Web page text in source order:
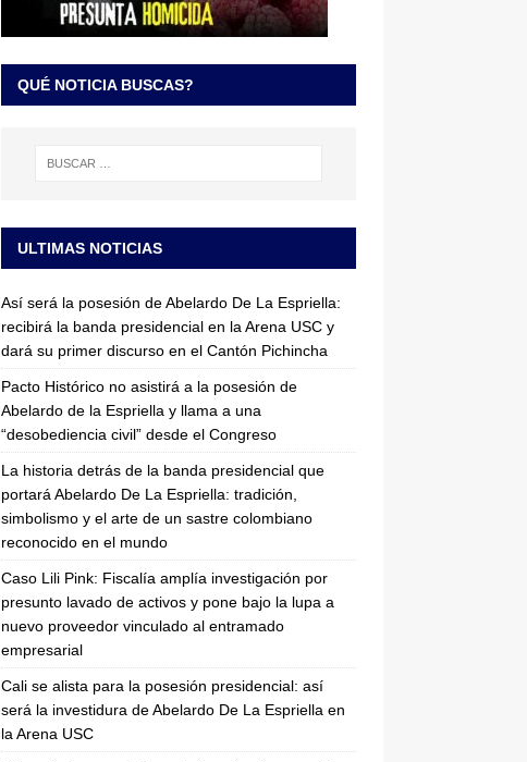
QUÉ NOTICIA BUSCAS?
ULTIMAS NOTICIAS
Así será la posesión de Abelardo De La Espriella:
recibirá la banda presidencial en la Arena USC y
dará su primer discurso en el Cantón Pichincha
Pacto Histórico no asistirá a la posesión de
Abelardo de la Espriella y llama a una
“desobediencia civil” desde el Congreso
La historia detrás de la banda presidencial que
portará Abelardo De La Espriella: tradición,
simbolismo y el arte de un sastre colombiano
reconocido en el mundo
Caso Lili Pink: Fiscalía amplía investigación por
presunto lavado de activos y pone bajo la lupa a
nuevo proveedor vinculado al entramado
empresarial
Cali se alista para la posesión presidencial: así
será la investidura de Abelardo De La Espriella en
la Arena USC